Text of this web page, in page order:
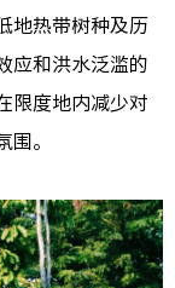
地热带树种及历
应和洪水泛滥的
限度地内减少对
围。